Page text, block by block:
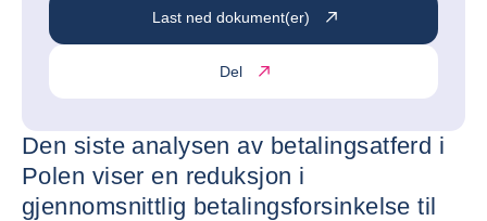
Last ned dokument(er)
Del
Den siste analysen av betalingsatferd i
Polen viser en reduksjon i
gjennomsnittlig betalingsforsinkelse til